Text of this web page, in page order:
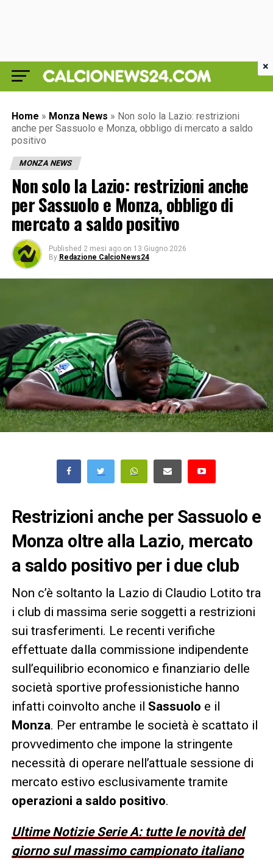
Home » Monza News » Non solo la Lazio: restrizioni
anche per Sassuolo e Monza, obbligo di mercato a saldo
positivo
MONZA NEWS
Non solo la Lazio: restrizioni anche
per Sassuolo e Monza, obbligo di
mercato a saldo positivo
Published 2 mesi ago on 13 Giugno 2026
By Redazione CalcioNews24
Restrizioni anche per Sassuolo e
Monza oltre alla Lazio, mercato
a saldo positivo per i due club
Non c’è soltanto la Lazio di Claudio Lotito tra
i club di massima serie soggetti a restrizioni
sui trasferimenti. Le recenti verifiche
effettuate dalla commissione indipendente
sull’equilibrio economico e finanziario delle
società sportive professionistiche hanno
infatti coinvolto anche il Sassuolo e il
Monza. Per entrambe le società è scattato il
provvedimento che impone la stringente
necessità di operare nell’attuale sessione di
mercato estivo esclusivamente tramite
operazioni a saldo positivo.
Ultime Notizie Serie A: tutte le novità del
giorno sul massimo campionato italiano
×